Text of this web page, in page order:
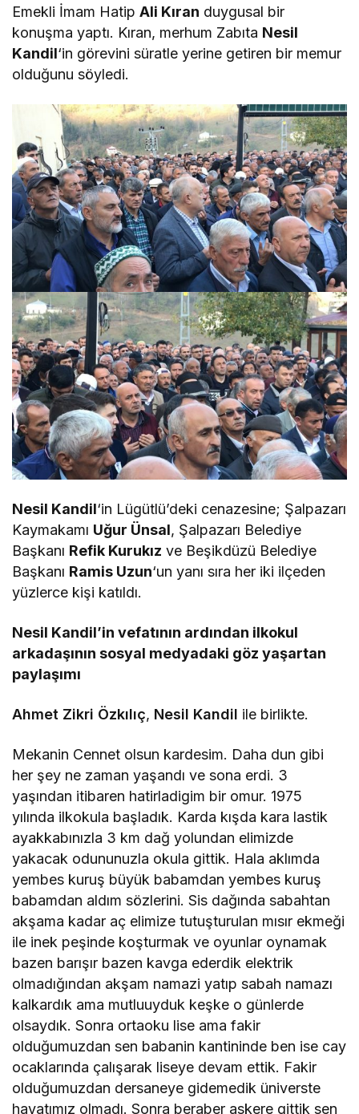
Emekli İmam HatipAli Kıran duygusal bir
konuşma yaptı. Kıran, merhum Zabıta Nesil
Kandil‘in görevini süratle yerine getiren bir memur
olduğunu söyledi.
Nesil Kandil‘in Lügütlü’deki cenazesine; Şalpazarı
Kaymakamı Uğur Ünsal, Şalpazarı Belediye
Başkanı Refik Kurukız ve Beşikdüzü Belediye
Başkanı Ramis Uzun‘un yanı sıra her iki ilçeden
yüzlerce kişi katıldı.
Nesil Kandil’in vefatının ardından ilkokul
arkadaşının sosyal medyadaki göz yaşartan
paylaşımı
Ahmet Zikri Özkılıç, Nesil Kandil ile birlikte.
Mekanin Cennet olsun kardesim. Daha dun gibi
her şey ne zaman yaşandı ve sona erdi. 3
yaşından itibaren hatirladigim bir omur. 1975
yılında ilkokula başladık. Karda kışda kara lastik
ayakkabınızla 3 km dağ yolundan elimizde
yakacak odununuzla okula gittik. Hala aklımda
yembes kuruş büyük babamdan yembes kuruş
babamdan aldım sözlerini. Sis dağında sabahtan
akşama kadar aç elimize tutuşturulan mısır ekmeği
ile inek peşinde koşturmak ve oyunlar oynamak
bazen barışır bazen kavga ederdik elektrik
olmadığından akşam namazi yatıp sabah namazı
kalkardık ama mutluuyduk keşke o günlerde
olsaydık. Sonra ortaoku lise ama fakir
olduğumuzdan sen babanin kantininde ben ise cay
ocaklarında çalışarak liseye devam ettik. Fakir
olduğumuzdan dersaneye gidemedik üniverste
hayatımız olmadı. Sonra beraber askere gittik sen